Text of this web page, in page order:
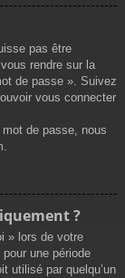
pas être
rendre sur la
de passe ». Suivez
vous connecter
de passe, nous
?
» lors de votre
une période
utilisé par quelqu’un